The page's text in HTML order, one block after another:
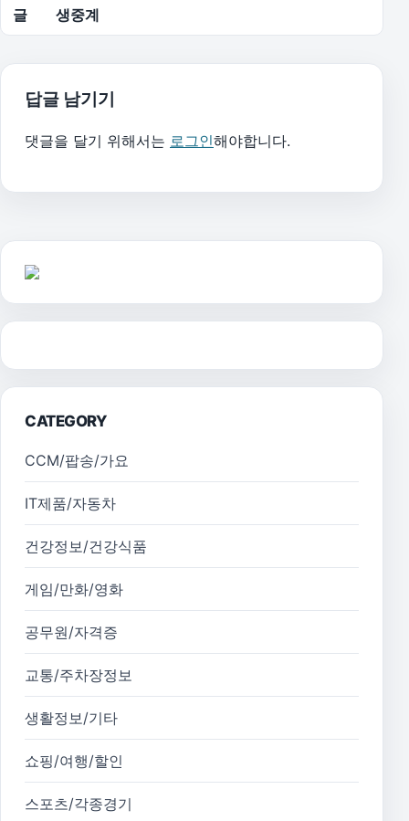
글
생중계
답글 남기기
댓글을 달기 위해서는 로그인해야합니다.
CATEGORY
CCM/팝송/가요
IT제품/자동차
건강정보/건강식품
게임/만화/영화
공무원/자격증
교통/주차장정보
생활정보/기타
쇼핑/여행/할인
스포츠/각종경기